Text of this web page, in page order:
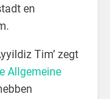
en
Tim’ zegt
Allgemeine